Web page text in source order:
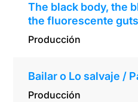
The black body, the
the fluorescente guts
Producción
Bailar o Lo salvaje /
Producción